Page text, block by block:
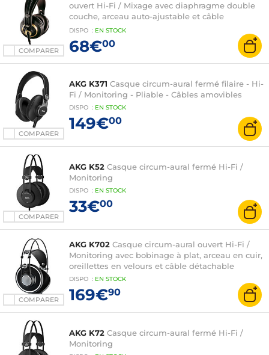
COMPARER
ouvert Hi-Fi / Mixage avec diaphragme double
couche, arceau auto-ajustable et câble
détachable
DISPO : EN STOCK
68€00
COMPARER
AKG K371 Casque circum-aural fermé filaire - Hi-
Fi / Monitoring - Pliable - Câbles amovibles
DISPO : EN STOCK
149€00
COMPARER
AKG K52 Casque circum-aural fermé Hi-Fi /
Monitoring
DISPO : EN STOCK
33€00
COMPARER
AKG K702 Casque circum-aural ouvert Hi-Fi /
Monitoring avec bobinage à plat, arceau en cuir,
oreillettes en velours et câble détachable
DISPO : EN STOCK
169€90
AKG K72 Casque circum-aural fermé Hi-Fi /
Monitoring